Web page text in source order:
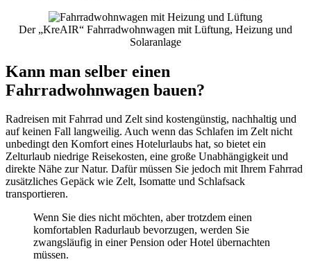
Der „KreAIR“ Fahrradwohnwagen mit Lüftung, Heizung und
Solaranlage
Kann man selber einen
Fahrradwohnwagen bauen?
Radreisen mit Fahrrad und Zelt sind kostengünstig, nachhaltig und
auf keinen Fall langweilig. Auch wenn das Schlafen im Zelt nicht
unbedingt den Komfort eines Hotelurlaubs hat, so bietet ein
Zelturlaub niedrige Reisekosten, eine große Unabhängigkeit und
direkte Nähe zur Natur. Dafür müssen Sie jedoch mit Ihrem Fahrrad
zusätzliches Gepäck wie Zelt, Isomatte und Schlafsack
transportieren.
Wenn Sie dies nicht möchten, aber trotzdem einen
komfortablen Radurlaub bevorzugen, werden Sie
zwangsläufig in einer Pension oder Hotel übernachten
müssen.